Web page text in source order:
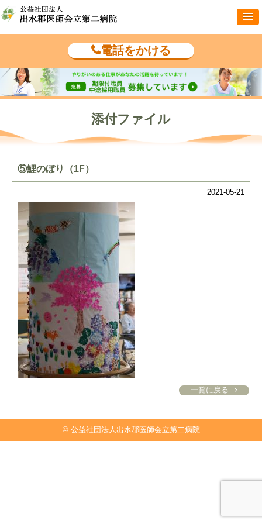
電話をかける
添付ファイル
⑤鯉のぼり（1F）
2021-05-21
一覧に戻る
© 公益社団法人出水郡医師会立第二病院